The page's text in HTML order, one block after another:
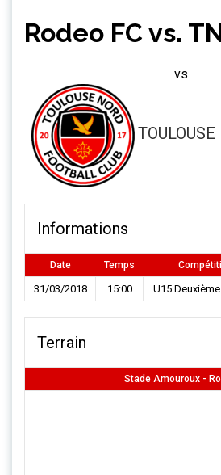
Rodeo FC vs.
vs
Informations
Date Temps
31/03/2018 15:00 U15
Terrain
Stade Amouroux -